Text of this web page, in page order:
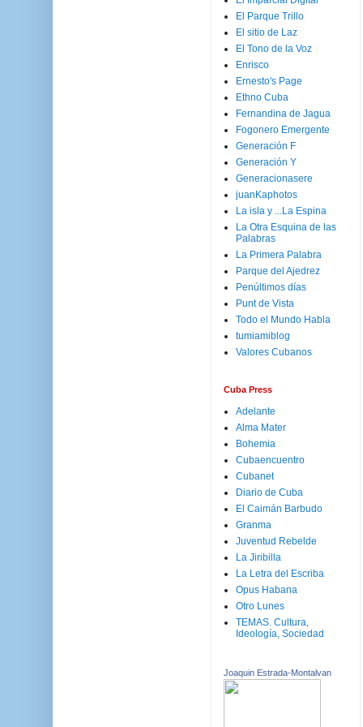
El Parque Trillo
El sitio de Laz
El Tono de la Voz
Enrisco
Ernesto's Page
Ethno Cuba
Fernandina de Jagua
Fogonero Emergente
Generación F
Generación Y
Generacionasere
juanKaphotos
La isla y ...La Espina
La Otra Esquina de las
Palabras
La Primera Palabra
Parque del Ajedrez
Penúltimos días
Punt de Vista
Todo el Mundo Habla
tumiamiblog
Valores Cubanos
Cuba Press
Adelante
Alma Mater
Bohemia
Cubaencuentro
Cubanet
Diario de Cuba
El Caimán Barbudo
Granma
Juventud Rebelde
La Jiribilla
La Letra del Escriba
Opus Habana
Otro Lunes
TEMAS. Cultura,
Ideología, Sociedad
Joaquin Estrada-Montalvan